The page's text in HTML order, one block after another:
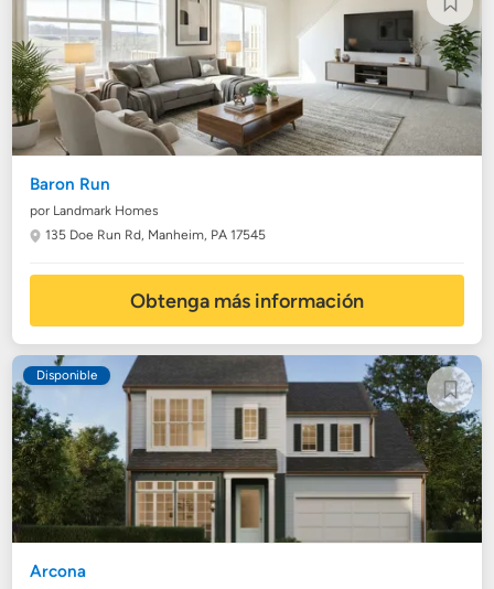
Baron Run
por Landmark Homes
135 Doe Run Rd, Manheim, PA 17545
Obtenga más información
Disponible
Arcona